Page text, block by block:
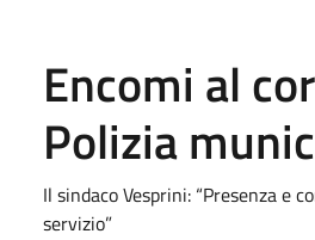
Encomi al
Polizia
Il sindaco Vesprini: “Presenza e
servizio”